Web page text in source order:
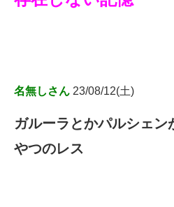
名無しさん 23/08/12(土)
ガルーラとかパルシェン
やつのレス